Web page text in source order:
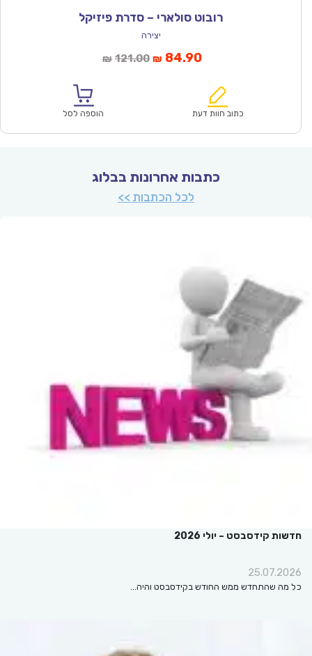
רובוט סולארי – סדרת פיזיקל
יצירה
₪ 121.00המחיר
₪121.00.
₪ 84.90המחיר
הוא:
כתוב חוות דעת הוספה לסל
כתבות אחרונות בבלוג
לכל הכתבות >>
חדשות קידסבסט – יולי 2026
25.07.2026
כל מה שהתחדש ממש החודש בקידסבסט והיה…